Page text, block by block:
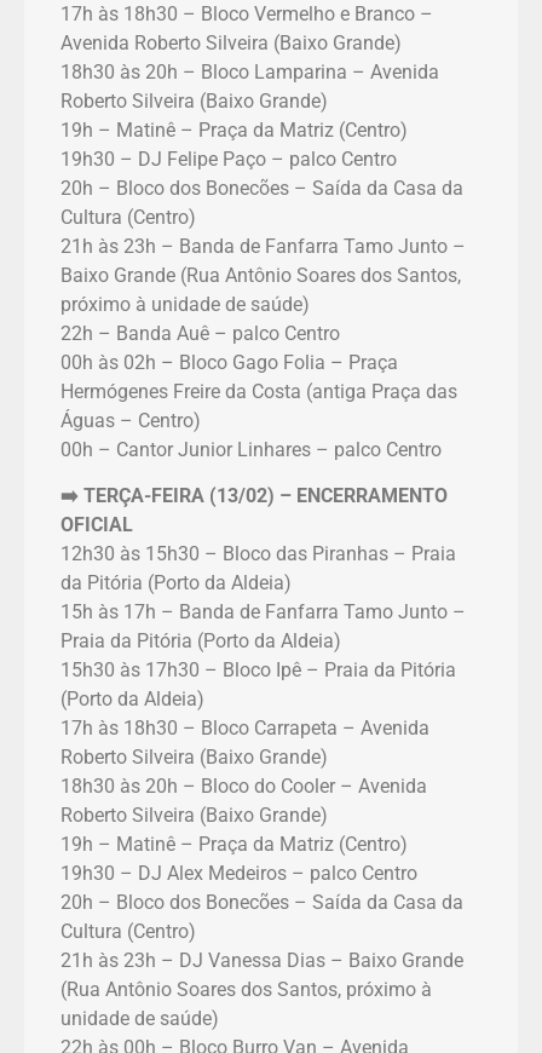
17h às 18h30 – Bloco Vermelho e Branco –
Avenida Roberto Silveira (Baixo Grande)
18h30 às 20h – Bloco Lamparina – Avenida
Roberto Silveira (Baixo Grande)
19h – Matinê – Praça da Matriz (Centro)
19h30 – DJ Felipe Paço – palco Centro
20h – Bloco dos Bonecões – Saída da Casa da
Cultura (Centro)
21h às 23h – Banda de Fanfarra Tamo Junto –
Baixo Grande (Rua Antônio Soares dos Santos,
próximo à unidade de saúde)
22h – Banda Auê – palco Centro
00h às 02h – Bloco Gago Folia – Praça
Hermógenes Freire da Costa (antiga Praça das
Águas – Centro)
00h – Cantor Junior Linhares – palco Centro
➡️ TERÇA-FEIRA (13/02) – ENCERRAMENTO
OFICIAL
12h30 às 15h30 – Bloco das Piranhas – Praia
da Pitória (Porto da Aldeia)
15h às 17h – Banda de Fanfarra Tamo Junto –
Praia da Pitória (Porto da Aldeia)
15h30 às 17h30 – Bloco Ipê – Praia da Pitória
(Porto da Aldeia)
17h às 18h30 – Bloco Carrapeta – Avenida
Roberto Silveira (Baixo Grande)
18h30 às 20h – Bloco do Cooler – Avenida
Roberto Silveira (Baixo Grande)
19h – Matinê – Praça da Matriz (Centro)
19h30 – DJ Alex Medeiros – palco Centro
20h – Bloco dos Bonecões – Saída da Casa da
Cultura (Centro)
21h às 23h – DJ Vanessa Dias – Baixo Grande
(Rua Antônio Soares dos Santos, próximo à
unidade de saúde)
22h às 00h – Bloco Burro Van – Avenida